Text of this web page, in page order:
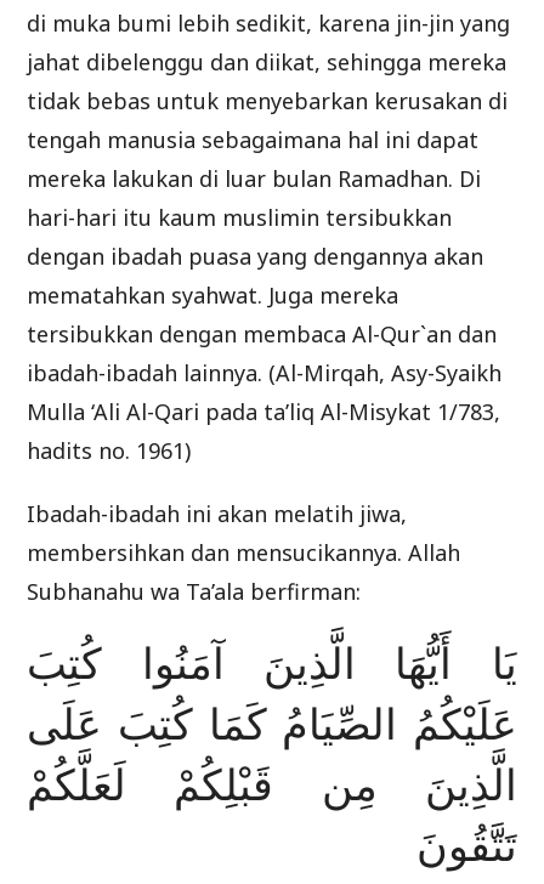
di muka bumi lebih sedikit, karena jin-jin yang
jahat dibelenggu dan diikat, sehingga mereka
tidak bebas untuk menyebarkan kerusakan di
tengah manusia sebagaimana hal ini dapat
mereka lakukan di luar bulan Ramadhan. Di
hari-hari itu kaum muslimin tersibukkan
dengan ibadah puasa yang dengannya akan
mematahkan syahwat. Juga mereka
tersibukkan dengan membaca Al-Qur`an dan
ibadah-ibadah lainnya. (Al-Mirqah, Asy-Syaikh
Mulla ‘Ali Al-Qari pada ta’liq Al-Misykat 1/783,
hadits no. 1961)
Ibadah-ibadah ini akan melatih jiwa,
membersihkan dan mensucikannya. Allah
Subhanahu wa Ta’ala berfirman:
يَا أَيُّهَا الَّذِينَ آمَنُوا كُتِبَ
عَلَيْكُمُ الصِّيَامُ كَمَا كُتِبَ عَلَى
الَّذِينَ مِن قَبْلِكُمْ لَعَلَّكُمْ
تَتَّقُونَ